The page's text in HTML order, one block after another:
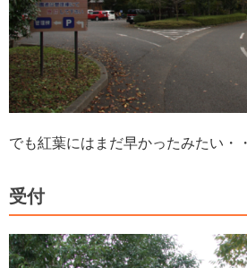
でも紅葉にはまだ早かったみたい・
受付